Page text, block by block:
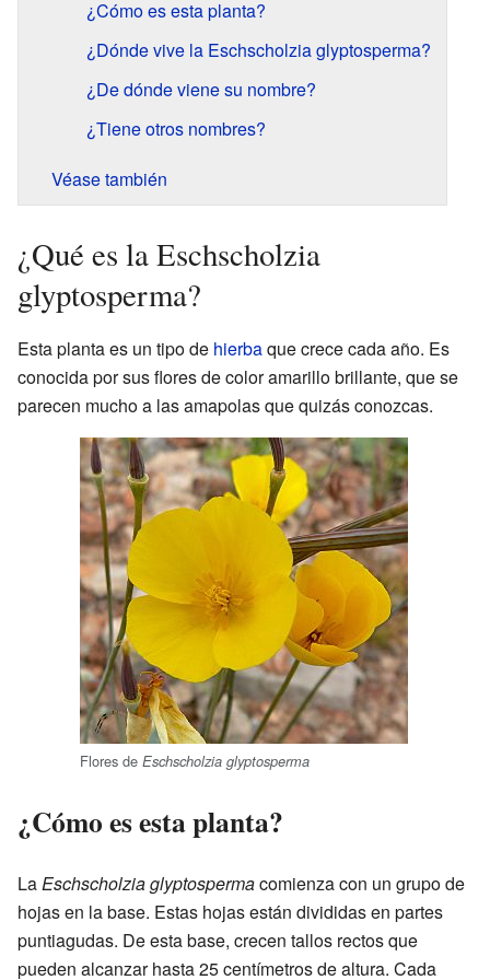
¿Cómo es esta planta?
¿Dónde vive la Eschscholzia glyptosperma?
¿De dónde viene su nombre?
¿Tiene otros nombres?
Véase también
¿Qué es la Eschscholzia
glyptosperma?
Esta planta es un tipo de hierbaque crece cada año. Es
conocida por sus flores de color amarillo brillante, que se
parecen mucho a las amapolas que quizás conozcas.
Flores de Eschscholzia glyptosperma
¿Cómo es esta planta?
LaEschscholzia glyptospermacomienza con un grupo de
hojas en la base. Estas hojas están divididas en partes
puntiagudas. De esta base, crecen tallos rectos que
pueden alcanzar hasta 25 centímetros de altura. Cada